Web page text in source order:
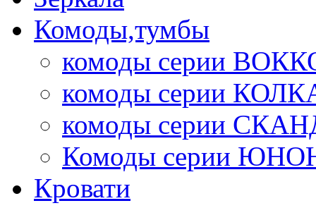
Комоды,тумбы
комоды серии
комоды серии
комоды серии
Комоды серии
Кровати